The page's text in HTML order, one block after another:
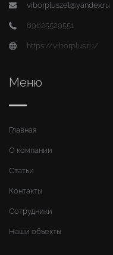
viborpluszel@yandex.ru
89625529551
https://viborplus.ru/
Меню
Главная
О компании
Статьи
Контакты
Сотрудники
Наши объекты